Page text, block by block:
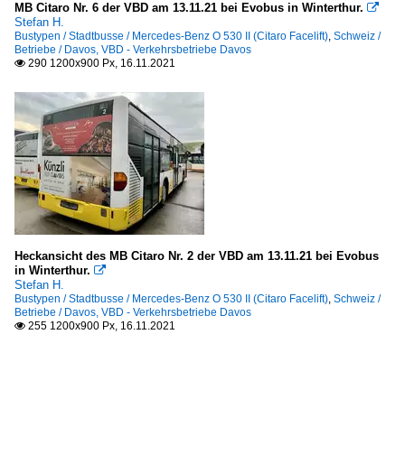
MB Citaro Nr. 6 der VBD am 13.11.21 bei Evobus in Winterthur. 
Stefan H.
Bustypen / Stadtbusse / Mercedes-Benz O 530 II (Citaro Facelift), Schweiz /
Betriebe / Davos, VBD - Verkehrsbetriebe Davos
 290 1200x900 Px, 16.11.2021
Heckansicht des MB Citaro Nr. 2 der VBD am 13.11.21 bei Evobus
in Winterthur. 
Stefan H.
Bustypen / Stadtbusse / Mercedes-Benz O 530 II (Citaro Facelift), Schweiz /
Betriebe / Davos, VBD - Verkehrsbetriebe Davos
 255 1200x900 Px, 16.11.2021